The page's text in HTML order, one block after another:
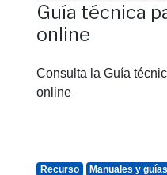
Guía técnica
online
Consulta la Guía
online
Recurso Manuales y guías